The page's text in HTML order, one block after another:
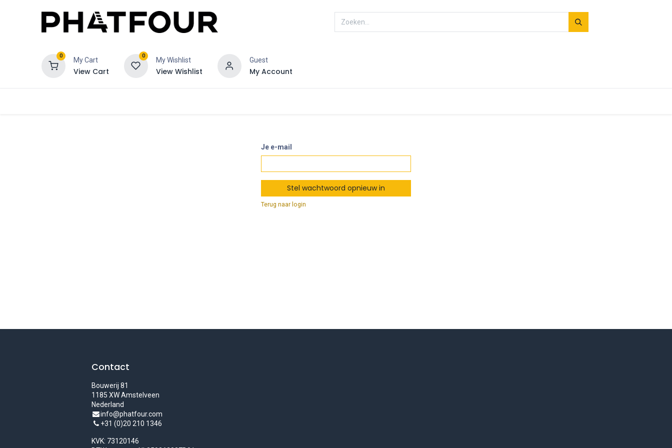
0
My Cart
View Cart
0
My Wishlist
View Wishlist
Guest
My Account
Je e-mail
Stel wachtwoord opnieuw in
Terug naar login
Contact
Bouwerij 81
1185 XW Amstelveen
Nederland
info@phatfour.com
+31 (0)20 210 1346
KVK: 73120146